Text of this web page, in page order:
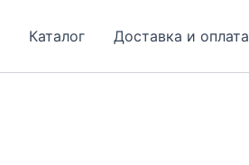
Каталог Доставка и оплата